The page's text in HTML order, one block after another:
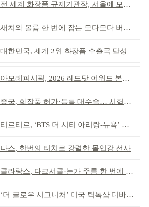
전 세계 화장품 규제기관장, 서울에 모인다
새치와 볼륨 한 번에 잡는 모다모다 버블 샴푸
대한민국, 세계 2위 화장품 수출국 달성
아모레퍼시픽, 2026 레드닷 어워드 본상 2개 수상
중국, 화장품 허가·등록 대수술… 시험자료 공용 허용
티르티르, ‘BTS 더 시티 아리랑-뉴욕’ 참여
나스, 한번의 터치로 강렬한 몰입감 선사
클라랑스, 다크서클·눈가 주름 한 번에 더블 케어
‘더 글로우 시그니처’ 미국 틱톡샵 디바이스 부문 1위